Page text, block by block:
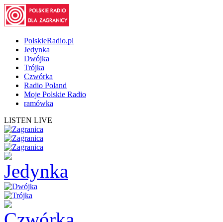
PolskieRadio.pl
Jedynka
Dwójka
Trójka
Czwórka
Radio Poland
Moje Polskie Radio
ramówka
LISTEN LIVE